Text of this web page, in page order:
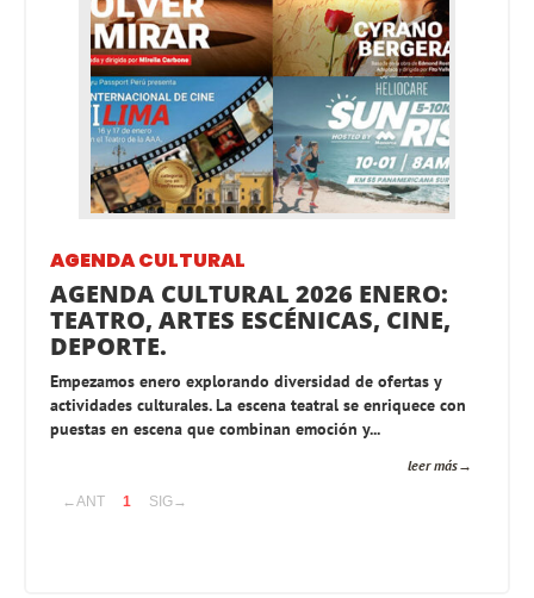
AGENDA CULTURAL
AGENDA CULTURAL 2026 ENERO:
TEATRO, ARTES ESCÉNICAS, CINE,
DEPORTE.
Empezamos enero explorando diversidad de ofertas y
actividades culturales. La escena teatral se enriquece con
puestas en escena que combinan emoción y...
leer más
←ANT 1 SIG→